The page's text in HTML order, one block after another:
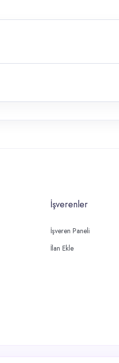
İşverenler
İşveren Paneli
İlan Ekle